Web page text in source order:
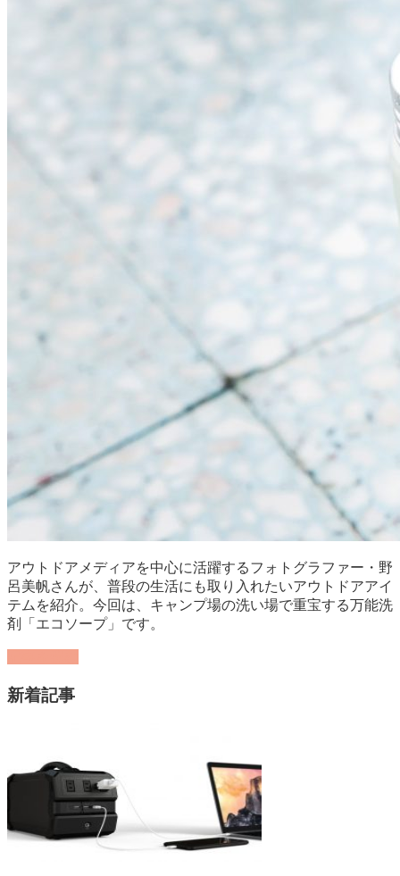
アウトドアメディアを中心に活躍するフォトグラファー・野
呂美帆さんが、普段の生活にも取り入れたいアウトドアアイ
テムを紹介。今回は、キャンプ場の洗い場で重宝する万能洗
剤「エコソープ」です。
新着記事